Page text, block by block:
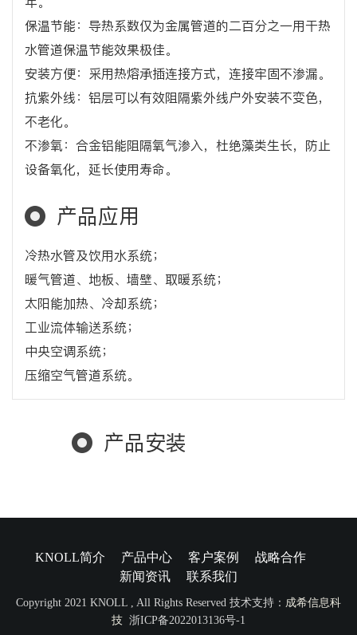
保温节能：导热系数仅为金属管道的二百分之一用干热
水管道保温节能效果极佳。
安装方便：采用热熔承插连接方式，连接牢固不渗漏。
抗紫外线：铝层可以有效阻隔紫外线户外安装不变色，
不老化。
不渗氧：合金铝能阻隔氧气渗入，杜绝藻类生长，防止
设备氧化，延长使用寿命。
产品应用
冷热水管及饮用水系统；
暖气管道、地板、墙壁、取暖系统；
太阳能加热、冷却系统；
工业流体输送系统；
中央空调系统；
压缩空气管道系统。
产品安装
KNOLL简介 产品中心 客户案例
战略合作
新闻资讯
联系我们
Copyright 2021 KNOLL , All Rights Reserved 技术支持： 成希信息科
技 浙ICP备2022013136号-1